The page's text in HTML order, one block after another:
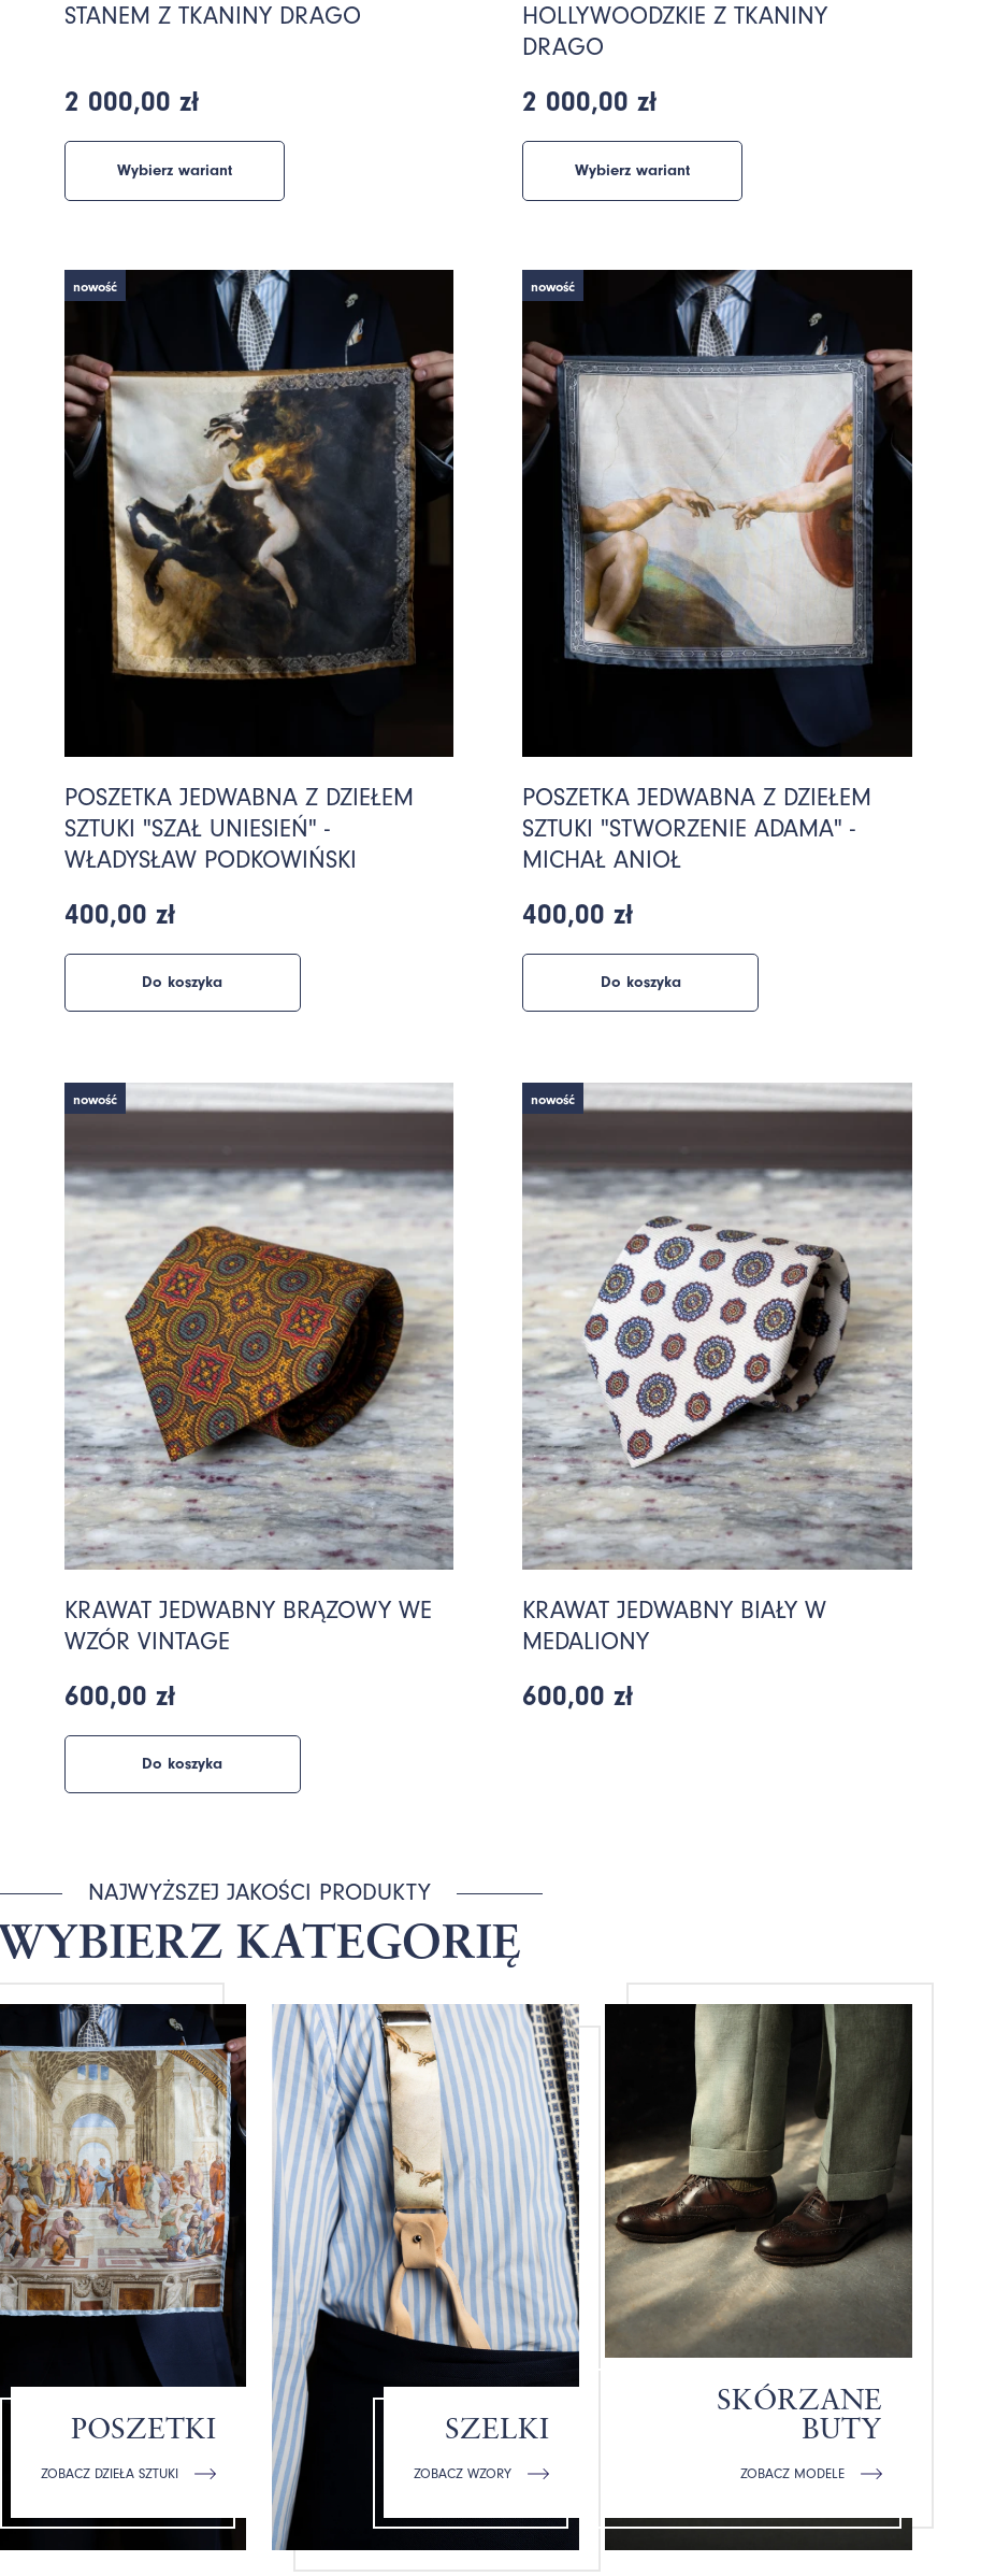
STANEM Z TKANINY DRAGO
2 000,00 zł
Wybierz wariant
HOLLYWOODZKIE Z TKANINY
DRAGO
2 000,00 zł
Wybierz wariant
POSZETKA JEDWABNA Z DZIEŁEM
SZTUKI "SZAŁ UNIESIEŃ" -
WŁADYSŁAW PODKOWIŃSKI
400,00 zł
Do koszyka
nowość
POSZETKA JEDWABNA Z DZIEŁEM
SZTUKI "STWORZENIE ADAMA" -
MICHAŁ ANIOŁ
400,00 zł
Do koszyka
nowość
KRAWAT JEDWABNY BRĄZOWY WE
WZÓR VINTAGE
600,00 zł
Do koszyka
nowość
KRAWAT JEDWABNY BIAŁY W
MEDALIONY
600,00 zł
nowość
NAJWYŻSZEJ JAKOŚCI PRODUKTY
WYBIERZ KATEGORIĘ
POSZETKI
ZOBACZ DZIEŁA SZTUKI
SZELKI
ZOBACZ WZORY
SKÓRZANE
BUTY
ZOBACZ MODELE